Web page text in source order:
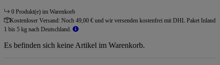
0 Produkt(e) im Warenkorb
Kostenloser Versand: Noch 49,00 € und wir versenden kostenfrei mit DHL Paket Inland
1 bis 5 kg nach Deutschland.
Es befinden sich keine Artikel im Warenkorb.